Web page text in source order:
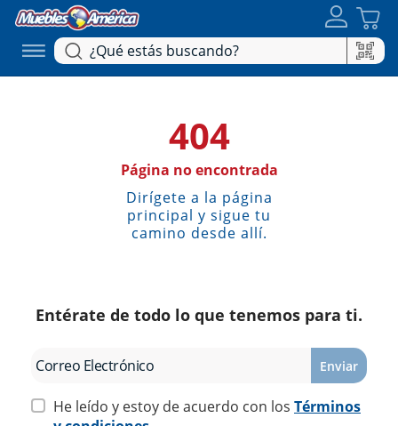
404
Página no encontrada
Dirígete a la página
principal y sigue tu
camino desde allí.
Entérate de todo lo que tenemos para ti.
Enviar
He leído y estoy de acuerdo con los Términos